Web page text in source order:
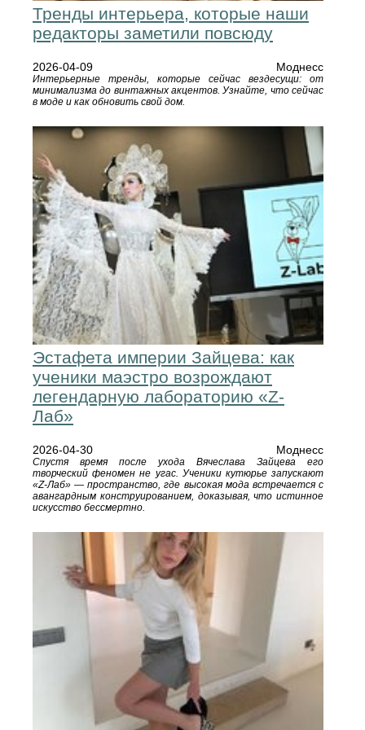
Тренды интерьера, которые наши
редакторы заметили повсюду
2026-04-09 Моднесс
Интерьерные тренды, которые сейчас вездесущи: от
минимализма до винтажных акцентов. Узнайте, что сейчас
в моде и как обновить свой дом.
Эстафета империи Зайцева: как
ученики маэстро возрождают
легендарную лабораторию «Z-
Лаб»
2026-04-30 Моднесс
Спустя время после ухода Вячеслава Зайцева его
творческий феномен не угас. Ученики кутюрье запускают
«Z-Лаб» — пространство, где высокая мода встречается с
авангардным конструированием, доказывая, что истинное
искусство бессмертно.